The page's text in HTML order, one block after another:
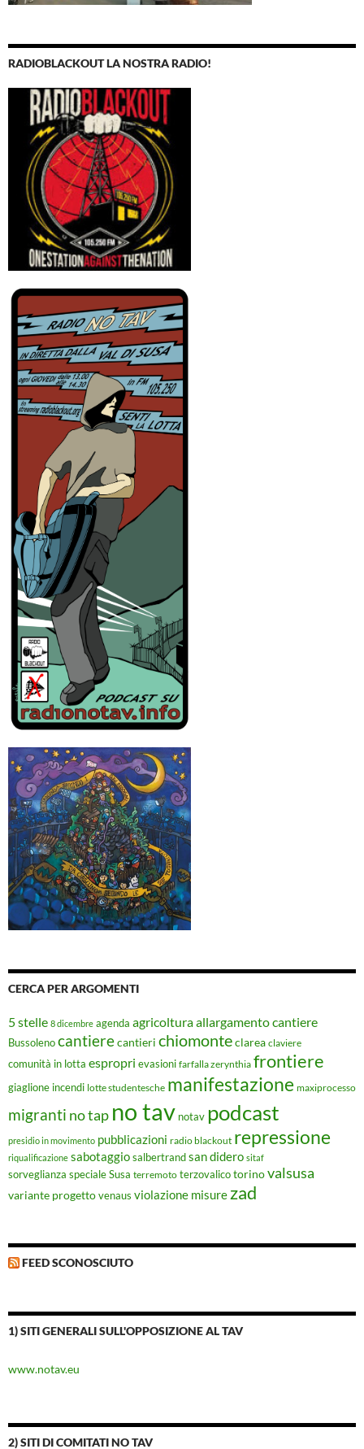
RADIOBLACKOUT LA NOSTRA RADIO!
CERCA PER ARGOMENTI
5 stelle 8 dicembre agenda agricolturaallargamento cantiere
Bussolenocantierecantieri chiomonteclarea claviere
comunità in lotta espropri evasioni farfalla zerynthia frontiere
giaglione incendi lotte studentesche manifestazione maxiprocesso
migranti no tap no tav notav podcast
presidio in movimento pubblicazioni radio blackout repressione
riqualificazione sabotaggiosalbertrandsan didero sitaf
sorveglianza speciale Susa terremoto terzovalico torinovalsusa
variante progettovenaus violazione misure zad
FEED SCONOSCIUTO
1) SITI GENERALI SULL'OPPOSIZIONE AL TAV
www.notav.eu
2) SITI DI COMITATI NO TAV